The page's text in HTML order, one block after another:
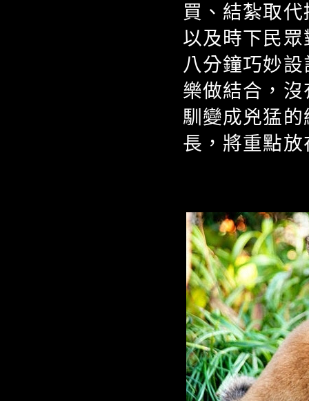
買、結紮取
以及時下民
八分鐘巧妙
樂做結合，
馴變成兇猛
長，將重點